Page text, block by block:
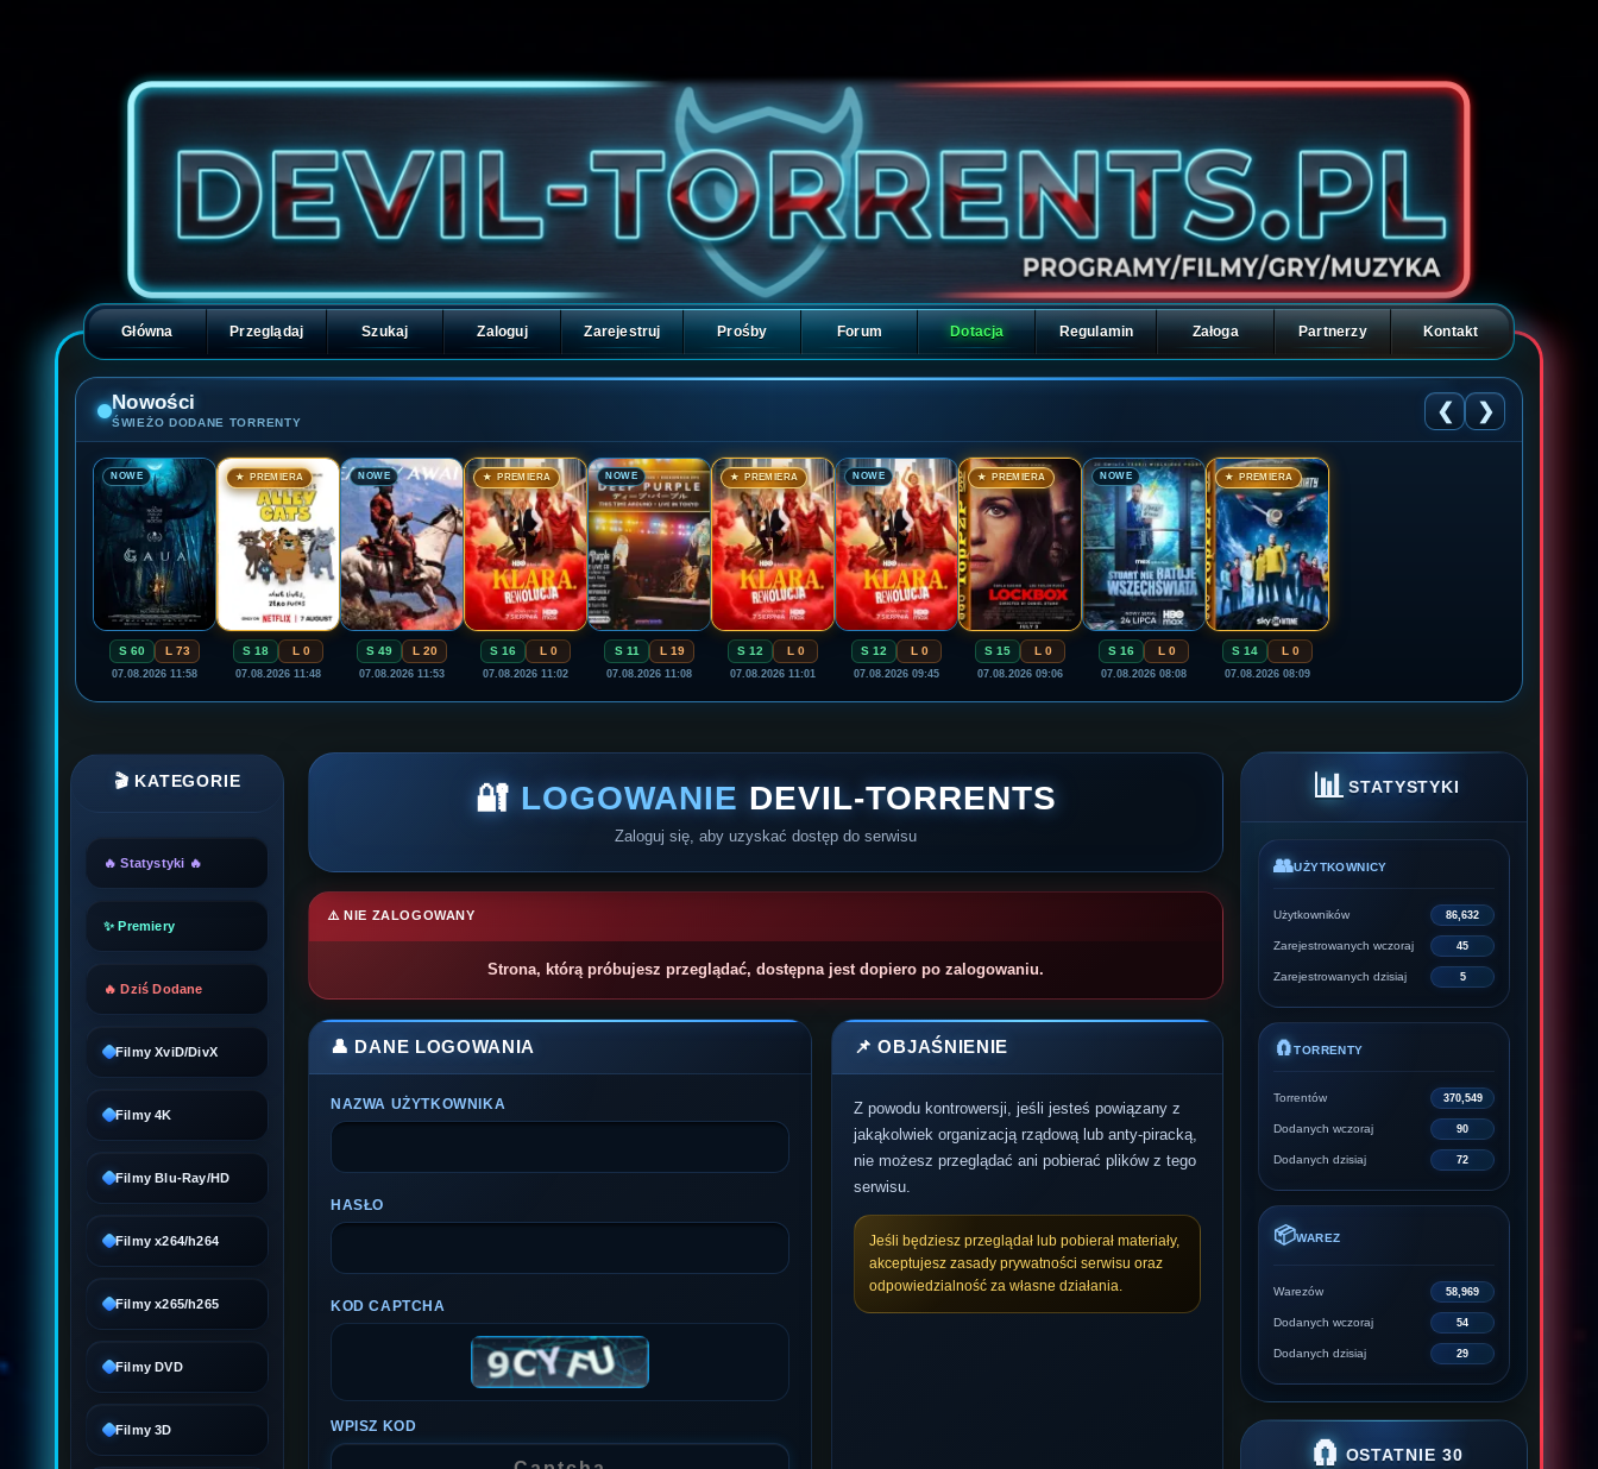
Główna Przeglądaj Szukaj Zaloguj Zarejestruj Prośby Forum Dotacja Regulamin Załoga Partnerzy Kontakt
Nowości
ŚWIEŻO DODANE TORRENTY ❮ ❯
🎬NOWE
S 60 L 73
07.08.2026 11:58
🎬★ PREMIERA
S 18 L 0
07.08.2026 11:48
🎬NOWE
S 49 L 20
07.08.2026 11:53
🎬★ PREMIERA
S 16 L 0
07.08.2026 11:02
🎬NOWE
S 11 L 19
07.08.2026 11:08
🎬★ PREMIERA
S 12 L 0
07.08.2026 11:01
🎬NOWE
S 12 L 0
07.08.2026 09:45
🎬★ PREMIERA
S 15 L 0
07.08.2026 09:06
🎬NOWE
S 16 L 0
07.08.2026 08:08
🎬★ PREMIERA
S 14 L 0
07.08.2026 08:09
🎬 KATEGORIE
🔥 Statystyki 🔥
✨ Premiery
🔥 Dziś Dodane
Filmy XviD/DivX
Filmy 4K
Filmy Blu-Ray/HD
Filmy x264/h264
Filmy x265/h265
Filmy DVD
Filmy 3D
📊 STATYSTYKI
👥UŻYTKOWNICY
Użytkowników 86,632
Zarejestrowanych wczoraj 45
Zarejestrowanych dzisiaj 5
🧲TORRENTY
Torrentów 370,549
Dodanych wczoraj 90
Dodanych dzisiaj 72
📦WAREZ
Warezów 58,969
Dodanych wczoraj 54
Dodanych dzisiaj 29
🧲 OSTATNIE 30
🔐 LOGOWANIE DEVIL-TORRENTS
Zaloguj się, aby uzyskać dostęp do serwisu
⚠️ NIE ZALOGOWANY
Strona, którą próbujesz przeglądać, dostępna jest dopiero po zalogowaniu.
👤 DANE LOGOWANIA
NAZWA UŻYTKOWNIKA
HASŁO
KOD CAPTCHA
WPISZ KOD
📌 OBJAŚNIENIE
Z powodu kontrowersji, jeśli jesteś powiązany z
jakąkolwiek organizacją rządową lub anty-piracką,
nie możesz przeglądać ani pobierać plików z tego
serwisu.
Jeśli będziesz przeglądał lub pobierał materiały,
akceptujesz zasady prywatności serwisu oraz
odpowiedzialność za własne działania.